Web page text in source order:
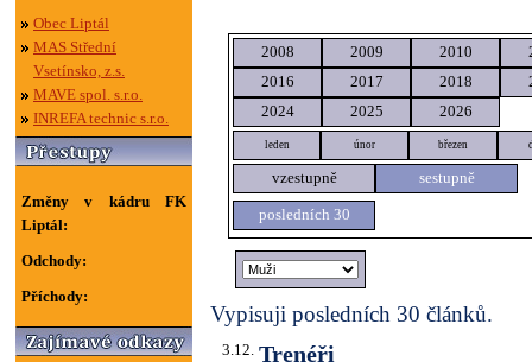
Obec Liptál
MAS Střední
Vsetínsko, z.s.
MAVE spol. s.r.o.
INREFA technic s.r.o.
Změny v kádru FK
Liptál:
Odchody:
Příchody:
2008 2009 2010
2016
2017 2018
2024
2025 2026
leden únor březen
vzestupně sestupně
posledních 30
Vypisuji posledních 30 článků.
3.12. Trenéři